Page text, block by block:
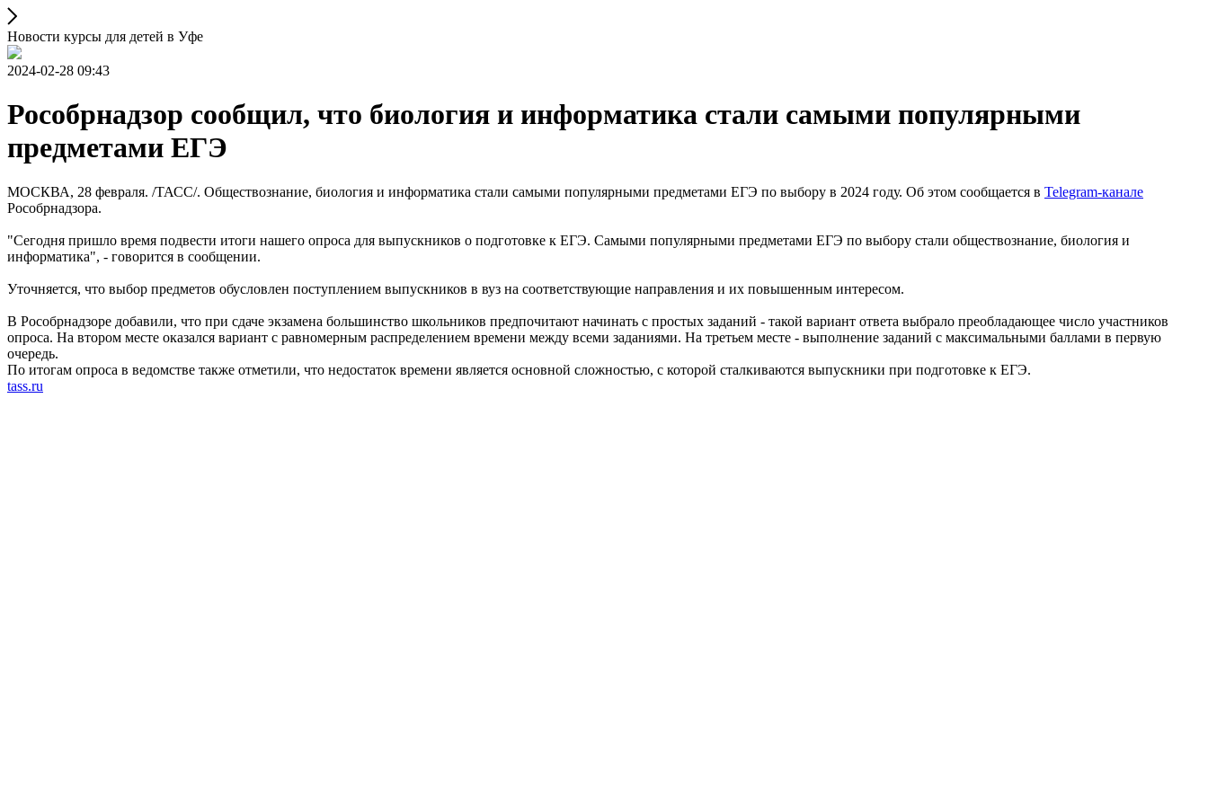
Новости курсы для детей в Уфе
2024-02-28 09:43
Рособрнадзор сообщил, что биология и информатика стали самыми популярными
предметами ЕГЭ
МОСКВА, 28 февраля. /ТАСС/. Обществознание, биология и информатика стали самыми популярными предметами ЕГЭ по выбору в 2024 году. Об этом сообщается в Telegram-канале
Рособрнадзора.
"Сегодня пришло время подвести итоги нашего опроса для выпускников о подготовке к ЕГЭ. Самыми популярными предметами ЕГЭ по выбору стали обществознание, биология и
информатика", - говорится в сообщении.
Уточняется, что выбор предметов обусловлен поступлением выпускников в вуз на соответствующие направления и их повышенным интересом.
В Рособрнадзоре добавили, что при сдаче экзамена большинство школьников предпочитают начинать с простых заданий - такой вариант ответа выбрало преобладающее число участников
опроса. На втором месте оказался вариант с равномерным распределением времени между всеми заданиями. На третьем месте - выполнение заданий с максимальными баллами в первую
очередь.
По итогам опроса в ведомстве также отметили, что недостаток времени является основной сложностью, с которой сталкиваются выпускники при подготовке к ЕГЭ.
tass.ru